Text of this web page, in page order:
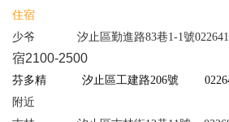
住宿
少爷
汐止區勤進路83巷1-1號
宿2100-2500
芬多精 汐止區工建路206號
附近